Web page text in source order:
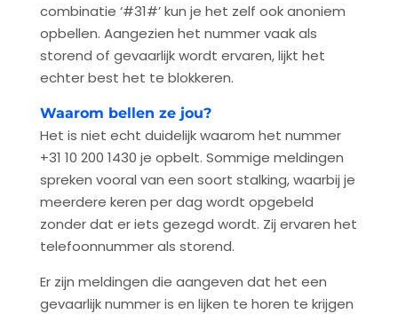
combinatie ‘#31#’ kun je het zelf ook anoniem
opbellen. Aangezien het nummer vaak als
storend of gevaarlijk wordt ervaren, lijkt het
echter best het te blokkeren.
Waarom bellen ze jou?
Het is niet echt duidelijk waarom het nummer
+31 10 200 1430 je opbelt. Sommige meldingen
spreken vooral van een soort stalking, waarbij je
meerdere keren per dag wordt opgebeld
zonder dat er iets gezegd wordt. Zij ervaren het
telefoonnummer als storend.
Er zijn meldingen die aangeven dat het een
gevaarlijk nummer is en lijken te horen te krijgen